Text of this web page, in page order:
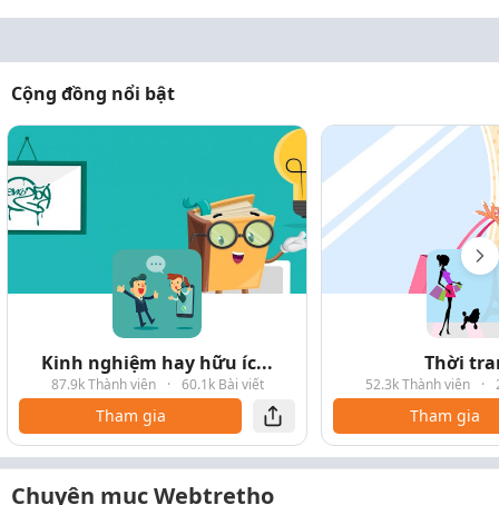
Cộng đồng nổi bật
Kinh nghiệm hay hữu íc...
87.9k Thành viên · 60.1k Bài viết
Tham gia
Thời
52.3k Thành viên ·
Tham gia
Chuyên mục Webtretho